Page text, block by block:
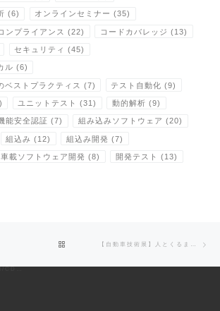
(6) オンラインセミナー (35)
ンプライアンス (22) コードカバレッジ (13)
セキュリティ (45)
ル (6)
ベストプラクティス (7) テスト自動化 (9)
ユニットテスト (31) 動的解析 (9)
能安全認証 (7) 組み込みソフトウェア (20)
組込み (12) 組込み開発 (7)
車載ソフトウェア開発 (8) 開発テスト (13)
盤を最適化
BACK TO POST LIST 【自動車技術展】人とくるまのテクノロジー展2022にオンライン出展します。